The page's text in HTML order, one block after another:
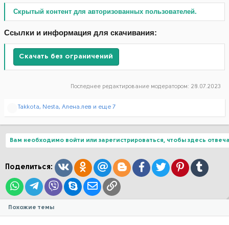
Скрытый контент для авторизованных пользователей.
Ссылки и информация для скачивания:
Скачать без ограничений
Последнее редактирование модератором: 28.07.2023
Р
ц
и
:
Takkota, Nesta, Алена.лев и еще 7
Вам необходимо войти или зарегистрироваться, чтобы здесь
Поделиться: ВконтактеОдноклассники
Mail.ruBloggerFacebook
TwitterPinterestTumblr
WhatsAppTelegram
Viber SkypeЭлектронная почта
Ссылка
Похожие темы